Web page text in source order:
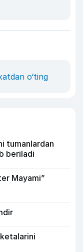
o‘ting
tumanlardan
beriladi
Mayami”